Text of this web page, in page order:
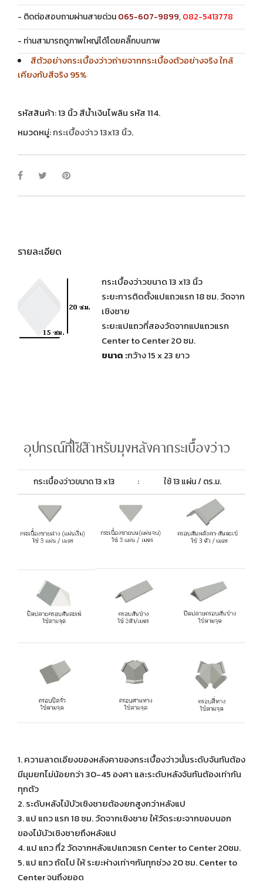
- ติดต่อสอบถามผ่านสายด่วน065-607-9899,082-5413778
- ท่านสามารถดูภาพใหญ่ได้โดยคลิ๊กบนภาพ
สีตัวอย่างกระเบื้องว่าวถ่ายจากกระเบื้องตัวอย่างจริง ใกล้
เคียงกับสีจริง 95%
รหัสสินค้า:13 นิ้ว สีน้ำเงินไพลิน รหัส 114.
หมวดหมู่:กระเบื้องว่าว 13x13 นิ้ว.
รายละเอียด
กระเบื้องว่าวขนาด 13 x13 นิ้ว
ระยะการติดตั้งแปแถวแรก 18 ซม. วัดจาก
เชิงชาย
ระยะแปแถวที่สองวัดจากแปแถวแรก
Center to Center 20 ซม.
ขนาด :กว้าง 15 x 23 ยาว
กระเบื้องว่าวขนาด 13 x13 : ใช้ 13 แผ่น / ตร.ม.
1. ความลาดเอียงของหลังคาของกระเบื้องว่าวนั้นระดับจันทันต้อง
มีมุมยกไม่น้อยกว่า 30-45 องศา และระดับหลังจันทันต้องเท่ากัน
ทุกตัว
2. ระดับหลังไม้บัวเชิงชายต้องยกสูงกว่าหลังแป
3. แป แถว แรก 18 ซม. วัดจากเชิงชาย ให้วัดระยะจากขอบนอก
ของไม้บัวเชิงชายถึงหลังแป
4. แป แถว ทื่2 วัดจากหลังแปแถวแรก Center to Center 20ซม.
5. แป แถว ถัดไป ให้ ระยะห่างเท่าๆกันทุกช่วง 20 ซม. Center to
Center จนถึงยอด